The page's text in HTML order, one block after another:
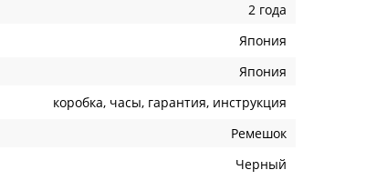
2 года
Япония
Япония
коробка, часы, гарантия, инструкция
Ремешок
Черный